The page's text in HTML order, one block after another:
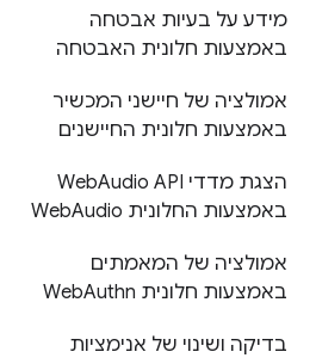
מידע על בעיות אבטחה
באמצעות חלונית האבטחה
אמולציה של חיישני המכשיר
באמצעות חלונית החיישנים
הצגת מדדי Web Audio API
באמצעות החלונית Web Audio
אמולציה של המאמתים
באמצעות חלונית Web Authn
בדיקה ושינוי של אנימציות